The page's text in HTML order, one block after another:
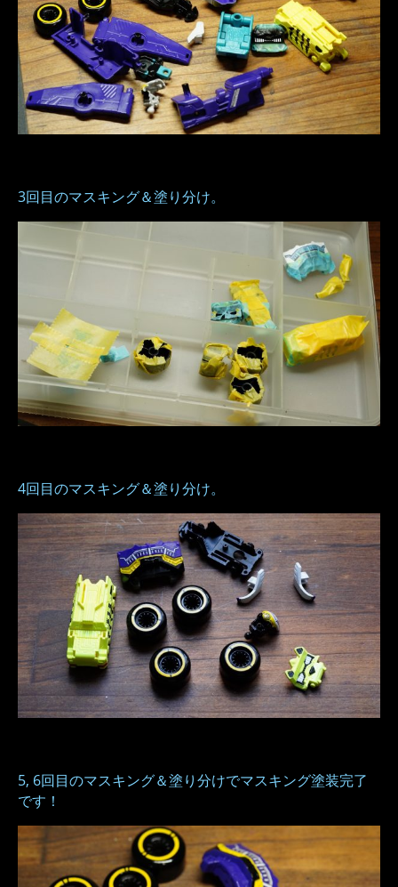
3回目のマスキング＆塗り分け。
4回目のマスキング＆塗り分け。
5, 6回目のマスキング＆塗り分けでマスキング塗装完了
です！